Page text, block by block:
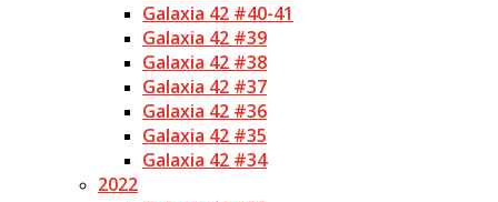
Galaxia 42 #40-41
Galaxia 42 #39
Galaxia 42 #38
Galaxia 42 #37
Galaxia 42 #36
Galaxia 42 #35
Galaxia 42 #34
2022